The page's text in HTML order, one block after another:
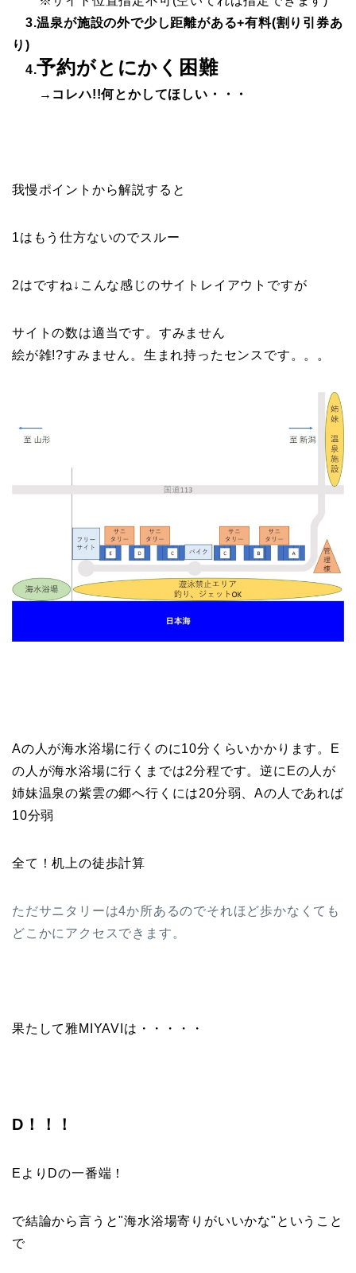
3.温泉が施設の外で少し距離がある+有料(割り引券あ
り)
4.予約がとにかく困難
→コレハ!!何とかしてほしい・・・
我慢ポイントから解説すると
1はもう仕方ないのでスルー
2はですね↓こんな感じのサイトレイアウトですが
サイトの数は適当です。すみません
絵が雑!?すみません。生まれ持ったセンスです。。。
Aの人が海水浴場に行くのに10分くらいかかります。
E
の人が海水浴場に行くまでは2分程です。逆にEの人が
姉妹温泉の紫雲の郷へ行くには20分弱、Aの人であれば
10分弱
全て！机上の徒歩計算
ただサニタリーは4か所あるのでそれほど歩かなくても
どこかにアクセスできます。
果たして雅MIYAVIは・・・・・
D！！！
EよりDの一番端！
で結論から言うと"海水浴場寄りがいいかな" ということ
で